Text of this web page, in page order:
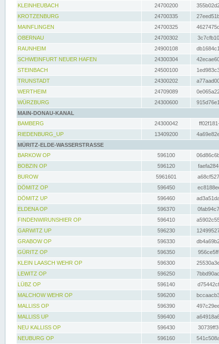
KLEINHEUBACH 24700200
KROTZENBURG
24700335
MAINFLINGEN
24700325
OBERNAU
24700302
RAUNHEIM
24900108
SCHWEINFURT NEUER HAFEN
24300304
STEINBACH
24500100
TRUNSTADT
24300202
WERTHEIM
24709089
WÜRZBURG
24300600
MAIN-DONAU-KANAL
BAMBERG
24300042
RIEDENBURG_UP
13409200
MÜRITZ-ELDE-WASSERSTRASSE
BARKOW OP
596100
BOBZIN OP
596120
BUROW
5961601
DÖMITZ OP
596450
DÖMITZ UP
596460
ELDENA OP
596370
FINDENWIRUNSHIER OP
596410
GARWITZ UP
596230
GRABOW OP
596330
GÜRITZ OP
596350
KLEIN LAASCH WEHR OP
596300
LEWITZ OP
596250
LÜBZ OP
596140
MALCHOW WEHR OP
596200
MALLISS OP
596390
MALLISS UP
596400
NEU KALLISS OP
596430
NEUBURG OP
596160